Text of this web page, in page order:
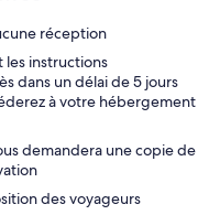
réception
les instructions
dans un délai de 5 jours
à votre hébergement
demandera une copie de
des voyageurs